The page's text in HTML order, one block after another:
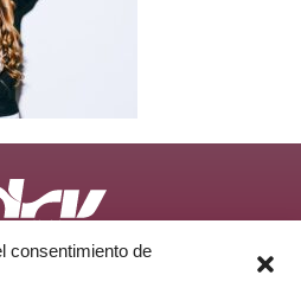
consentimiento de
Legal